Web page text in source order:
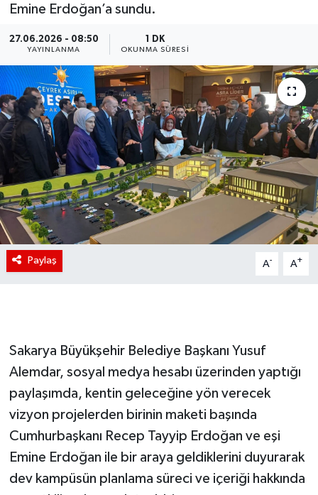
Emine Erdoğan’a sundu.
27.06.2026 - 08:50
YAYINLANMA
1 DK
OKUNMA SÜRESI
Paylaş A- A+
Sakarya Büyükşehir Belediye Başkanı Yusuf
Alemdar, sosyal medya hesabı üzerinden yaptığı
paylaşımda, kentin geleceğine yön verecek
vizyon projelerden birinin maketi başında
Cumhurbaşkanı Recep Tayyip Erdoğan ve eşi
Emine Erdoğan ile bir araya geldiklerini duyurarak
dev kampüsün planlama süreci ve içeriği hakkında